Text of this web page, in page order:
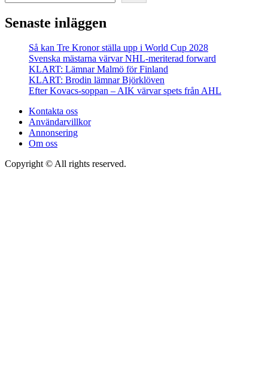
Senaste inläggen
Så kan Tre Kronor ställa upp i World Cup 2028
Svenska mästarna värvar NHL-meriterad forward
KLART: Lämnar Malmö för Finland
KLART: Brodin lämnar Björklöven
Efter Kovacs-soppan – AIK värvar spets från AHL
Kontakta oss
Användarvillkor
Annonsering
Om oss
Copyright © All rights reserved.